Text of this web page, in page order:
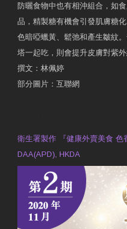
防曬食物中也有相沖組合，如
品，精製糖有機會引發肌膚糖
色暗啞蠟黃、鬆弛和產生皺紋
塔一起吃，則會提升皮膚對紫
撰文：林佩婷
部分圖片：互聯網
衛生署製作 『健康外賣美食 色
DAA(APD), HKDA